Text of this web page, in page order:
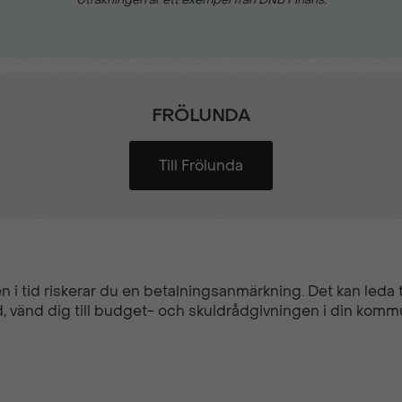
FRÖLUNDA
Till Frölunda
i tid riskerar du en betalningsanmärkning. Det kan
vänd dig till budget- och skuldrådgivningen i din